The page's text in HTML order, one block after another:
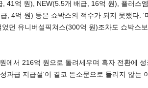
41억 원), NEW(5.5개 배급, 16억 원), 플러스
, 4억 원) 등은 쇼박스의 적수가 되지 못했다. '
던 유니버설픽쳐스(300억 원)조차도 쇼박스
에서 216억 원으로 돌려세우며 흑자 전환에 성
과급 지급설'이 결코 뜬소문으로 들리지 않는